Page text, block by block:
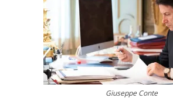
Giuseppe Conte